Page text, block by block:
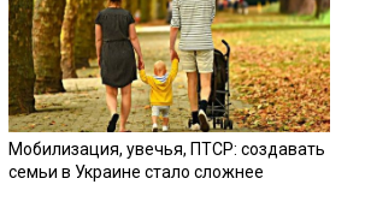
Мобилизация, увечья, ПТСР: создавать
семьи в Украине стало сложнее